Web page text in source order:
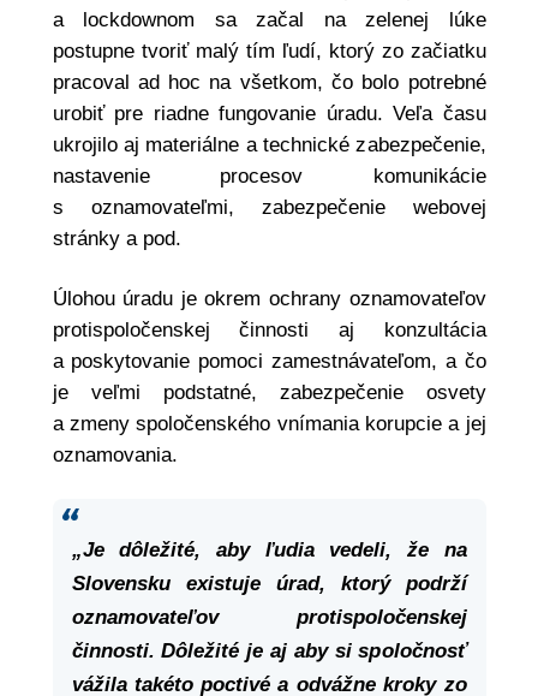
a lockdownom sa začal na zelenej lúke
postupne tvoriť malý tím ľudí, ktorý zo začiatku
pracoval ad hoc na všetkom, čo bolo potrebné
urobiť pre riadne fungovanie úradu. Veľa času
ukrojilo aj materiálne a technické zabezpečenie,
nastavenie procesov komunikácie
s oznamovateľmi, zabezpečenie webovej
stránky a pod.
Úlohou úradu je okrem ochrany oznamovateľov
protispoločenskej činnosti aj konzultácia
a poskytovanie pomoci zamestnávateľom, a čo
je veľmi podstatné, zabezpečenie osvety
a zmeny spoločenského vnímania korupcie a jej
oznamovania.
„Je dôležité, aby ľudia vedeli, že na
Slovensku existuje úrad, ktorý podrží
oznamovateľov protispoločenskej
činnosti. Dôležité je aj aby si spoločnosť
vážila takéto poctivé a odvážne kroky zo